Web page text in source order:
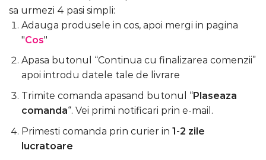
sa urmezi 4 pasi simpli:
Adauga produsele in cos, apoi mergi in pagina
"Cos"
Apasa butonul “Continua cu finalizarea comenzii”
apoi introdu datele tale de livrare
Trimite comanda apasand butonul “Plaseaza
comanda“. Vei primi notificari prin e-mail.
Primesti comanda prin curier in 1-2 zile
lucratoare